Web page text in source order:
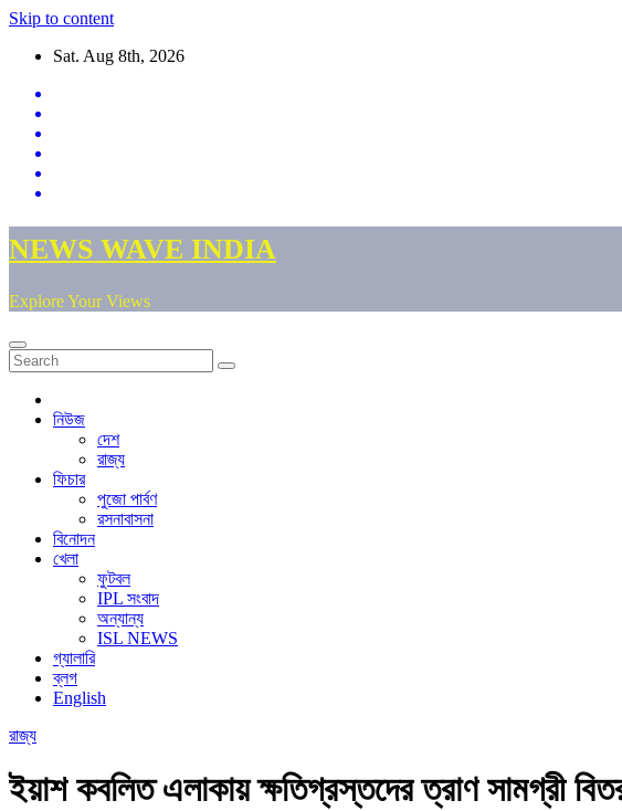
Skip to content
Sat. Aug 8th, 2026
NEWS WAVE INDIA
Explore Your Views
নিউজ
দেশ
রাজ্য
ফিচার
পুজো পার্বণ
রসনাবাসনা
বিনোদন
খেলা
ফুটবল
IPL সংবাদ
অন্যান্য
ISL NEWS
গ্যালারি
ব্লগ
English
রাজ্য
ইয়াশ কবলিত এলাকায় ক্ষতিগ্রস্তদের ত্রাণ সামগ্রী